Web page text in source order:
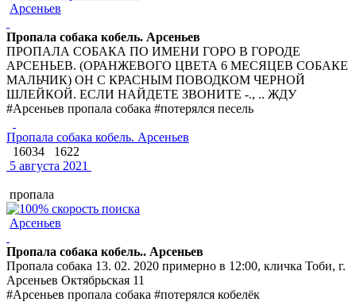
Арсеньев
Пропала собака кобель. Арсеньев
ПРОПАЛА СОБАКА ПО ИМЕНИ ГОРО В ГОРОДЕ
АРСЕНЬЕВ. (ОРАНЖЕВОГО ЦВЕТА 6 МЕСЯЦЕВ СОБАКЕ
МАЛЬЧИК) ОН С КРАСНЫМ ПОВОДКОМ ЧЕРНОЙ
ШЛЕЙКОЙ. ЕСЛИ НАЙДЕТЕ ЗВОНИТЕ -., .. ЖДУ
#Арсеньев пропала собака #потерялся песель
Пропала собака кобель. Арсеньев
16034
1622
5 августа 2021
пропала
Арсеньев
Пропала собака кобель.. Арсеньев
Пропала собака 13. 02. 2020 примерно в 12:00, кличка Тоби, г.
Арсеньев Октябрьская 11
#Арсеньев пропала собака #потерялся кобелёк